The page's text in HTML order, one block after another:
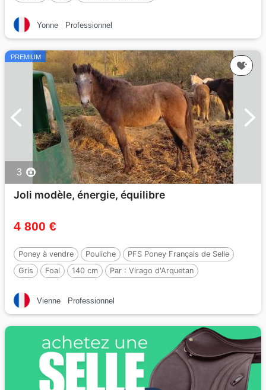
Yonne Professionnel
PREMIUM
3
Joli modèle, énergie, équilibre
4 800 €
Poney à vendre Pouliche
PFS Poney Français de Selle
Gris
Foal 140 cm Par : Virago d'Arquetan
Vienne Professionnel